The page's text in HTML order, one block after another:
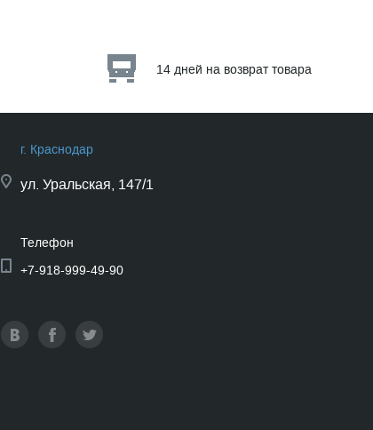
14 дней на возврат товара
г. Краснодар
ул. Уральская, 147/1
Телефон
+7-918-999-49-90